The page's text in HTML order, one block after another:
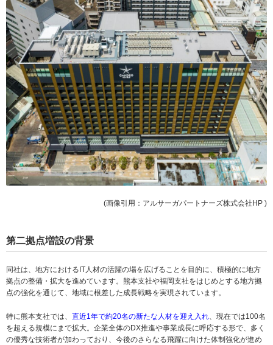
(画像引用：アルサーガパートナーズ株式会社HP )
第二拠点増設の背景
同社は、地方におけるIT人材の活躍の場を広げることを目的に、積極的に地方
拠点の整備・拡大を進めています。熊本支社や福岡支社をはじめとする地方拠
点の強化を通じて、地域に根差した成長戦略を実現されています。
特に熊本支社では、 直近1年で約20名の新たな人材を迎え入れ、現在では100名
を超える規模にまで拡大。企業全体のDX推進や事業成長に呼応する形で、多く
の優秀な技術者が加わっており、今後のさらなる飛躍に向けた体制強化が進め